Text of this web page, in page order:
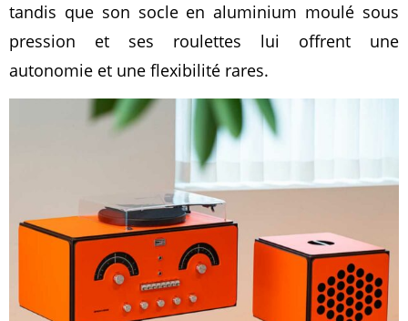
tandis que son socle en aluminium moulé sous
pression et ses roulettes lui offrent une
autonomie et une flexibilité rares.